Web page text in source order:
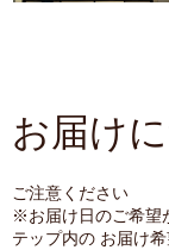
お届け
ご注意ください
※お届け日のご希望
テップ内の お届け